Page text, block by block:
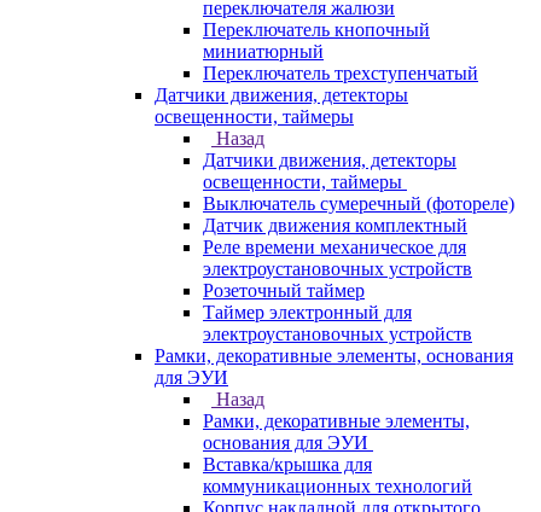
переключателя жалюзи
Переключатель кнопочный
миниатюрный
Переключатель трехступенчатый
Датчики движения, детекторы
освещенности, таймеры
Назад
Датчики движения, детекторы
освещенности, таймеры
Выключатель сумеречный (фотореле)
Датчик движения комплектный
Реле времени механическое для
электроустановочных устройств
Розеточный таймер
Таймер электронный для
электроустановочных устройств
Рамки, декоративные элементы, основания
для ЭУИ
Назад
Рамки, декоративные элементы,
основания для ЭУИ
Вставка/крышка для
коммуникационных технологий
Корпус накладной для открытого